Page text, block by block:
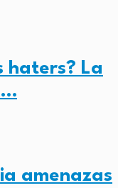
haters? La
amenazas